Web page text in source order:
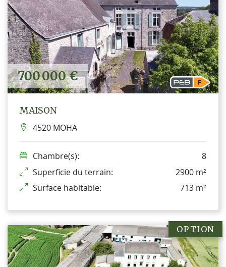
700 000 €
MAISON
4520 MOHA
Chambre(s):
8
Superficie du terrain:
2900 m²
Surface habitable:
713 m²
OPTION